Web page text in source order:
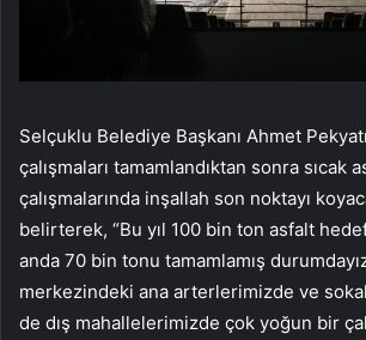
Selçuklu Belediye Başkanı Ahmet
çalışmaları tamamlandıktan sonra sıcak
çalışmalarında inşallah son noktayı
belirterek, “Bu yıl 100 bin ton asfalt
anda 70 bin tonu tamamlamış
merkezindeki ana arterlerimizde ve
de dış mahallelerimizde çok yoğun bir